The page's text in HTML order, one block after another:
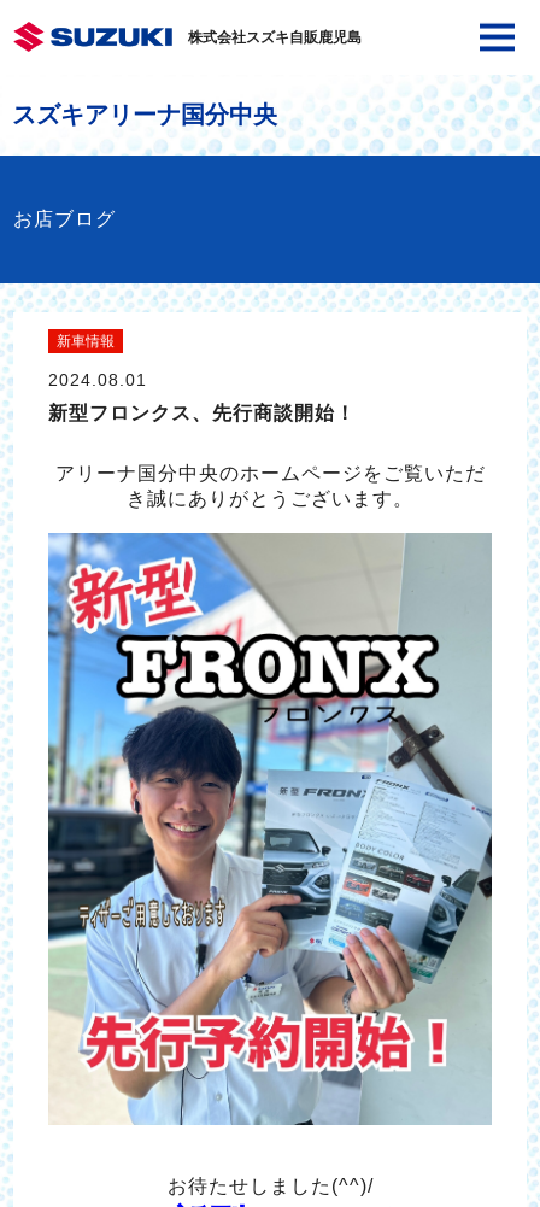
株式会社スズキ自販鹿児島
スズキアリーナ国分中央
お店ブログ
新車情報
2024.08.01
新型フロンクス、先行商談開始！
アリーナ国分中央のホームページをご覧いただ
き誠にありがとうございます。
お待たせしました(^^)/